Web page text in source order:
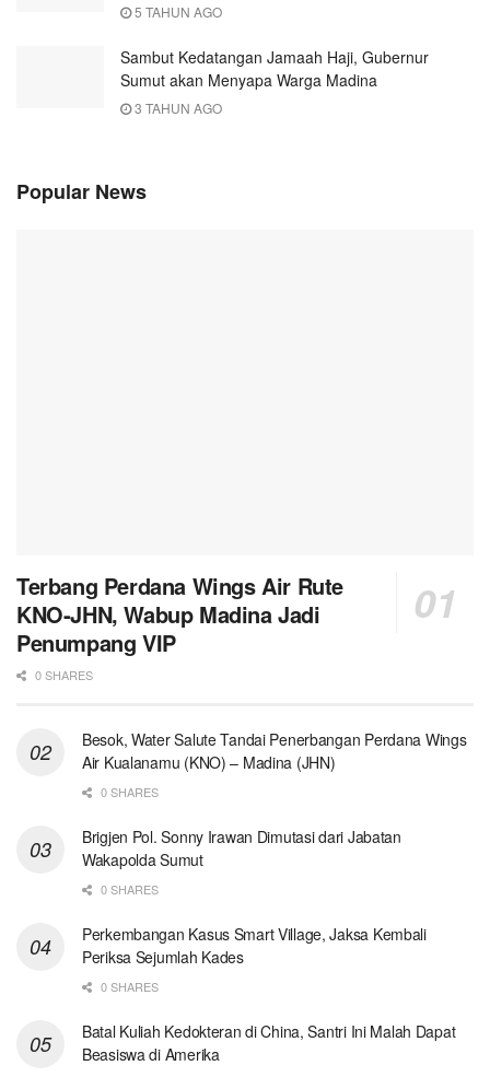
5 TAHUN AGO
Sambut Kedatangan Jamaah Haji, Gubernur
Sumut akan Menyapa Warga Madina
3 TAHUN AGO
Popular News
Terbang Perdana Wings Air Rute
KNO-JHN, Wabup Madina Jadi
Penumpang VIP
0 SHARES
Besok, Water Salute Tandai Penerbangan Perdana Wings
Air Kualanamu (KNO) – Madina (JHN)
0 SHARES
Brigjen Pol. Sonny Irawan Dimutasi dari Jabatan
Wakapolda Sumut
0 SHARES
Perkembangan Kasus Smart Village, Jaksa Kembali
Periksa Sejumlah Kades
0 SHARES
Batal Kuliah Kedokteran di China, Santri Ini Malah Dapat
Beasiswa di Amerika